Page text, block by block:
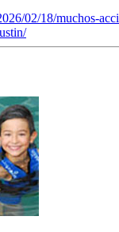
02/18/muchos-